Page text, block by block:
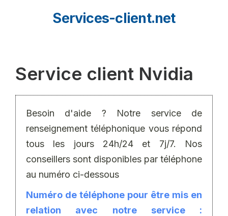
Services-client.net
Service client Nvidia
Besoin d'aide ? Notre service de
renseignement téléphonique vous répond
tous les jours 24h/24 et 7j/7. Nos
conseillers sont disponibles par téléphone
au numéro ci-dessous
Numéro de téléphone pour être mis en
relation avec notre service :